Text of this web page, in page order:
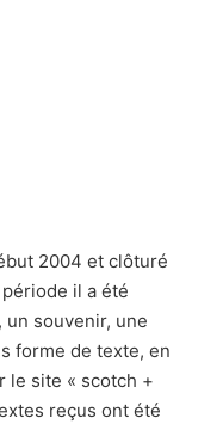
2004 et clôturé
il a été
un souvenir, une
forme de texte, en
le site « scotch +
reçus ont été